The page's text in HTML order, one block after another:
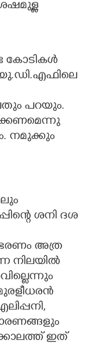
കോടികൾ
പറയും.
നമുക്കും
ശനി ദശ
അത്ര
നിലയിൽ
ഇത്